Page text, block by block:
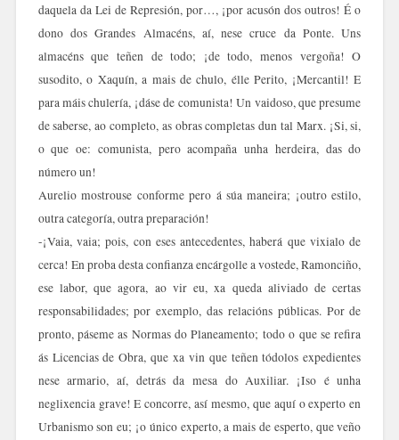
daquela da Lei de Represión, por…, ¡por acusón dos outros! É o
dono dos Grandes Almacéns, aí, nese cruce da Ponte. Uns
almacéns que teñen de todo; ¡de todo, menos vergoña! O
susodito, o Xaquín, a mais de chulo, élle Perito, ¡Mercantil! E
para máis chulería, ¡dáse de comunista! Un vaidoso, que presume
de saberse, ao completo, as obras completas dun tal Marx. ¡Si, si,
o que oe: comunista, pero acompaña unha herdeira, das do
número un!
Aurelio mostrouse conforme pero á súa maneira; ¡outro estilo,
outra categoría, outra preparación!
-¡Vaia, vaia; pois, con eses antecedentes, haberá que vixialo de
cerca! En proba desta confianza encárgolle a vostede, Ramonciño,
ese labor, que agora, ao vir eu, xa queda aliviado de certas
responsabilidades; por exemplo, das relacións públicas. Por de
pronto, páseme as Normas do Planeamento; todo o que se refira
ás Licencias de Obra, que xa vin que teñen tódolos expedientes
nese armario, aí, detrás da mesa do Auxiliar. ¡Iso é unha
neglixencia grave! E concorre, así mesmo, que aquí o experto en
Urbanismo son eu; ¡o único experto, a mais de esperto, que veño